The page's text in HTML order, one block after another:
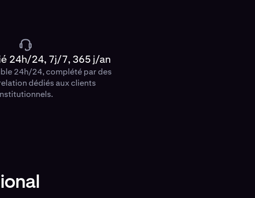
24h/24, 7j/7, 365 j/an
24h/24, complété par des
dédiés aux clients